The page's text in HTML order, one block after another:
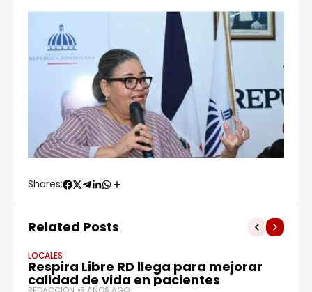
Shares:
Related Posts
LOCALES
Respira Libre RD llega para mejorar
calidad de vida en pacientes